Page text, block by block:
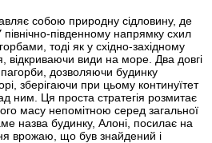
собою природну сідловину, де
південному напрямку схил
тоді як у східно-західному
відкриваючи види на море. Два довгі
пагорби, дозволяючи будинку
зберігаючи при цьому континуїтет
ним. Ця проста стратегія розмитає
масу непомітною серед загальної
назва будинку, Алоні, посилає на
врожаю, що був знайдений і